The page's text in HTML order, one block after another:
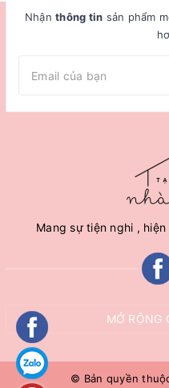
Nhậnthông tin sản phẩm
Mang sự tiện nghi ,
MỞ RỘNG
© Bản quyền